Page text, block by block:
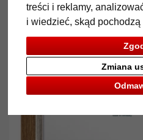
treści i reklamy,
i wiedzieć, skąd
Zmiana